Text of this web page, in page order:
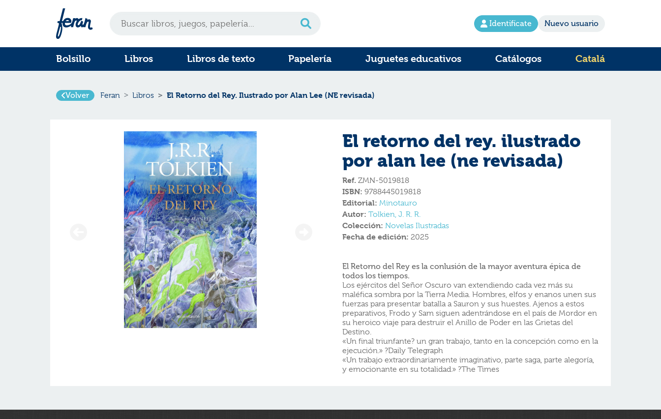
Identifícate Nuevo usuario
Bolsillo Libros Libros de texto Papelería Juguetes educativos Catálogos Catalá
Volver Feran Libros El Retorno del Rey. Ilustrado por Alan Lee (NE revisada)
El retorno del rey. ilustrado
por alan lee (ne revisada)
Ref. ZMN-5019818
ISBN: 9788445019818
Editorial: Minotauro
Autor: Tolkien, J. R. R.
Colección: Novelas Ilustradas
Fecha de edición: 2025
El Retorno del Rey es la conlusión de la mayor aventura épica de
todos los tiempos.
Los ejércitos del Señor Oscuro van extendiendo cada vez más su
maléfica sombra por la Tierra Media. Hombres, elfos y enanos unen sus
fuerzas para presentar batalla a Sauron y sus huestes. Ajenos a estos
preparativos, Frodo y Sam siguen adentrándose en el país de Mordor en
su heroico viaje para destruir el Anillo de Poder en las Grietas del
Destino.
«Un final triunfante? un gran trabajo, tanto en la concepción como en la
ejecución.» ?Daily Telegraph
«Un trabajo extraordinariamente imaginativo, parte saga, parte alegoría,
y emocionante en su totalidad.» ?The Times